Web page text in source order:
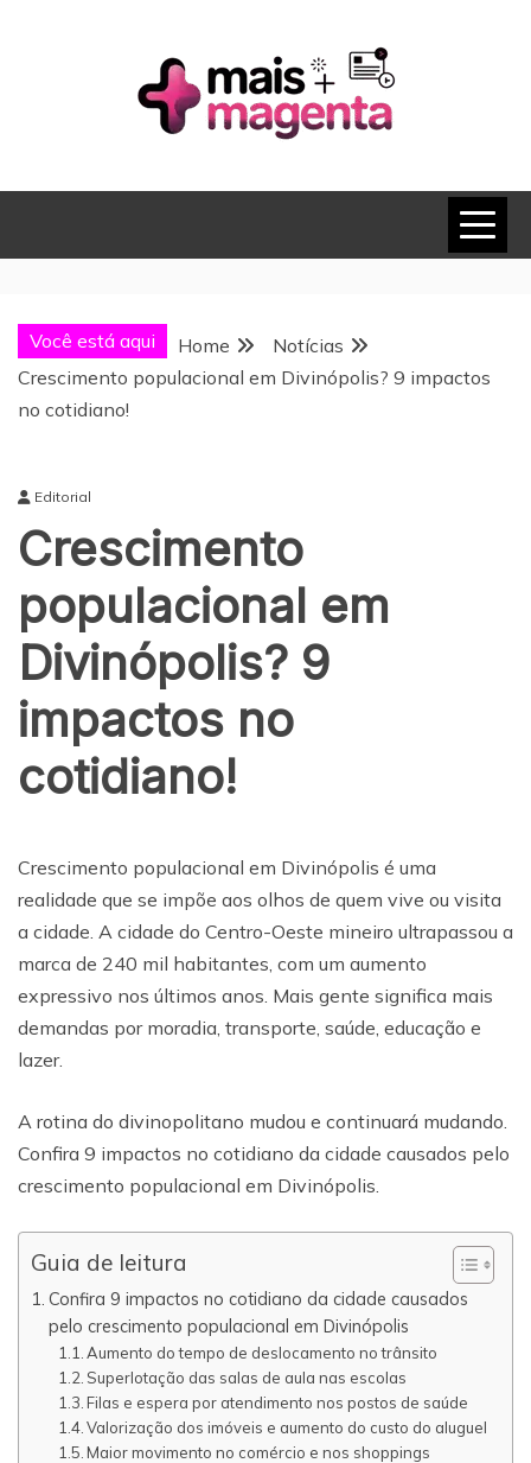
MAIS MAGENTA
Você está aqui Home
Notícias
Crescimento populacional em Divinópolis? 9 impactos
no cotidiano!
Editorial
Crescimento
populacional em
Divinópolis? 9
impactos no
cotidiano!
Crescimento populacional em Divinópolis é uma
realidade que se impõe aos olhos de quem vive ou visita
a cidade. A cidade do Centro-Oeste mineiro ultrapassou a
marca de 240 mil habitantes, com um aumento
expressivo nos últimos anos. Mais gente significa mais
demandas por moradia, transporte, saúde, educação e
lazer.
A rotina do divinopolitano mudou e continuará mudando.
Confira 9 impactos no cotidiano da cidade causados pelo
crescimento populacional em Divinópolis.
Guia de leitura
Confira 9 impactos no cotidiano da cidade causados
pelo crescimento populacional em Divinópolis
Aumento do tempo de deslocamento no trânsito
Superlotação das salas de aula nas escolas
Filas e espera por atendimento nos postos de saúde
Valorização dos imóveis e aumento do custo do aluguel
Maior movimento no comércio e nos shoppings